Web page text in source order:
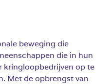
beweging die
die in hun
kringloopbedrijven op te
Met de opbrengst van